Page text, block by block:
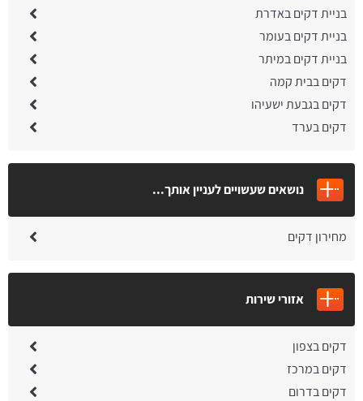
בניית דקים באדרת
בניית דקים בעומר
בניית דקים במיתר
דקים בבית קמה
דקים בגבעת ישעיהו
דקים בערד
נושאים שעשויים לעניין אותך...
מחירון דקים
אזורי שירות
דקים בצפון
דקים במרכז
דקים בדרום